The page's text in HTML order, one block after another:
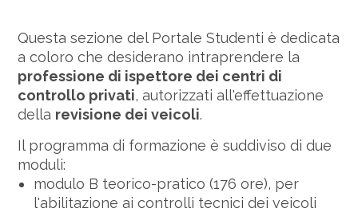
Questa sezione del Portale Studenti è dedicata
a coloro che desiderano intraprendere la
professione di ispettore dei centri di
controllo privati, autorizzati all'effettuazione
della revisione dei veicoli.
Il programma di formazione è suddiviso di due
moduli:
modulo B teorico-pratico (176 ore), per
l'abilitazione ai controlli tecnici dei veicoli